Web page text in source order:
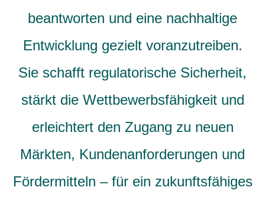
beantworten und eine nachhaltige
Entwicklung gezielt voranzutreiben.
Sie schafft regulatorische Sicherheit,
stärkt die Wettbewerbsfähigkeit und
erleichtert den Zugang zu neuen
Märkten, Kundenanforderungen und
Fördermitteln – für ein zukunftsfähiges